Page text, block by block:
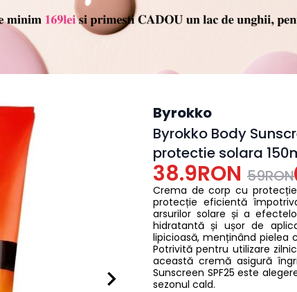
Byrokko
Byrokko Body
protectie solara
38.9RON 59RON
Crema de corp cu protecție
protecție eficientă
arsurilor solare și a
hidratantă și ușor de
lipicioasă, menținând pielea
Potrivită pentru utilizare
această cremă asigură
Sunscreen SPF25 este
sezonul cald.